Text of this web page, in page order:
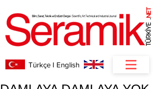
.
NET
Türkçe I English